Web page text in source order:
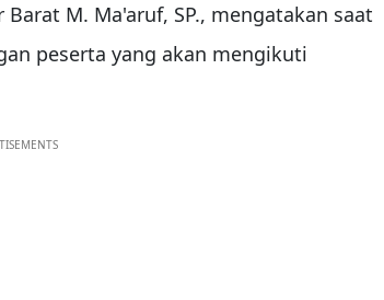
M. Ma'aruf, SP., mengatakan saat
peserta yang akan mengikuti